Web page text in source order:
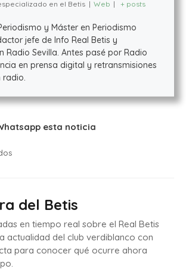
en el Betis | Web | + posts
y Máster en Periodismo
jefe de Info Real Betis y
Radio Sevilla. Antes pasé por Radio
en prensa digital y retransmisiones
radio.
esta noticia
del Betis
en tiempo real sobre el Real Betis
actualidad del club verdiblanco con
para conocer qué ocurre ahora